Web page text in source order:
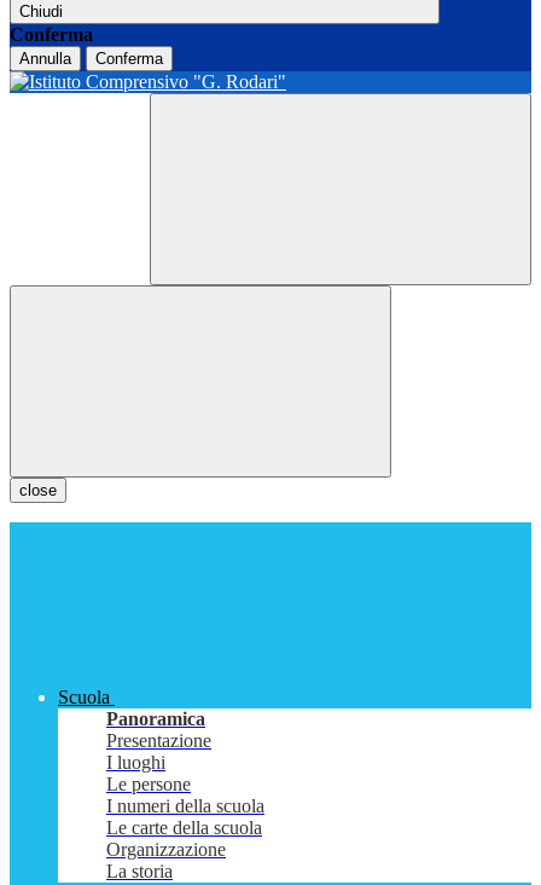
Chiudi
Conferma
Annulla Conferma
close
Scuola
Panoramica
Presentazione
I luoghi
Le persone
I numeri della scuola
Le carte della scuola
Organizzazione
La storia